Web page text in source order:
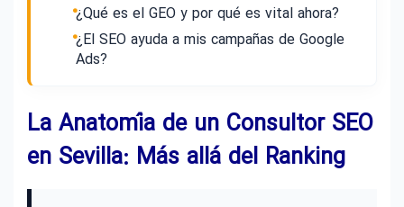
¿Qué es el GEO y por qué es vital ahora?
¿El SEO ayuda a mis campañas de Google
Ads?
La Anatomía de un Consultor SEO
en Sevilla: Más allá del Ranking